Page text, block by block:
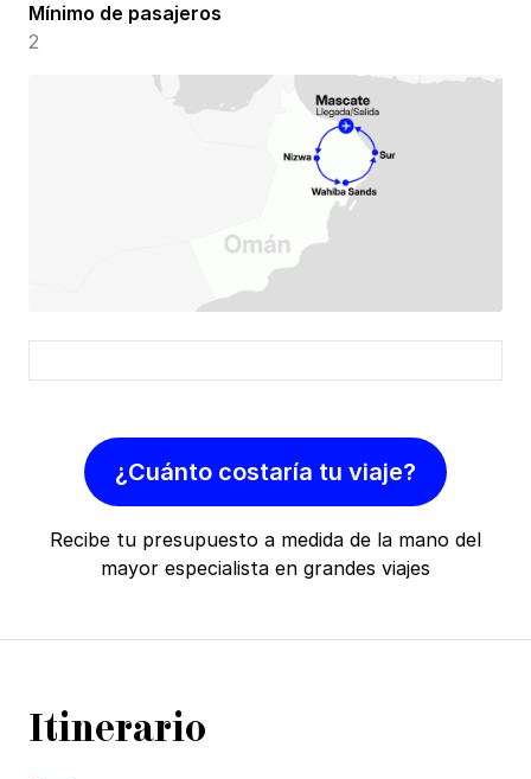
Mínimo de pasajeros
2
¿Cuánto costaría tu viaje?
Recibe tu presupuesto a medida de la mano del
mayor especialista en grandes viajes
Itinerario